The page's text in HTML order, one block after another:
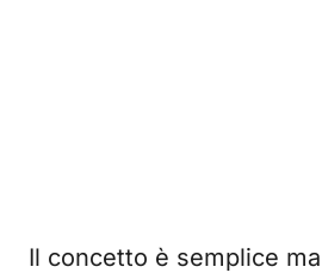
Il concetto è semplice